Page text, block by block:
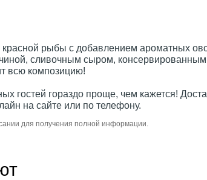
красной рыбы с добавлением ароматных
сливочным сыром,
всю композицию!
гостей гораздо проще, чем кажется!
на сайте или по телефону.
для получения полной информации.